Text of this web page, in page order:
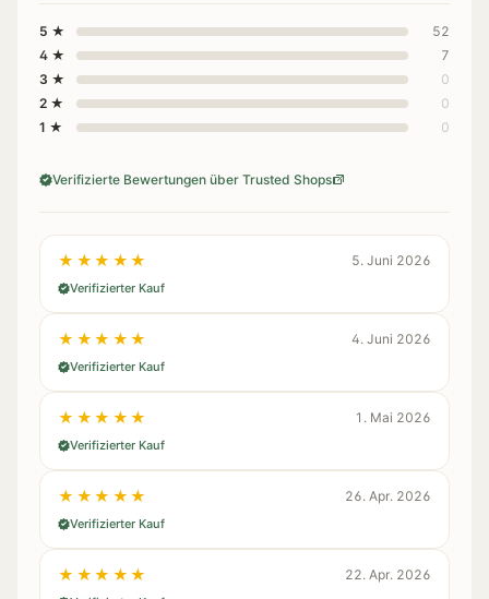
5 ★
52
4 ★
7
3 ★
0
2 ★
0
1 ★
0
Verifizierte Bewertungen über Trusted Shops
★★★★★ 5. Juni 2026
Verifizierter Kauf
★★★★★ 4. Juni 2026
Verifizierter Kauf
★★★★★ 1. Mai 2026
Verifizierter Kauf
★★★★★ 26. Apr. 2026
Verifizierter Kauf
★★★★★ 22. Apr. 2026